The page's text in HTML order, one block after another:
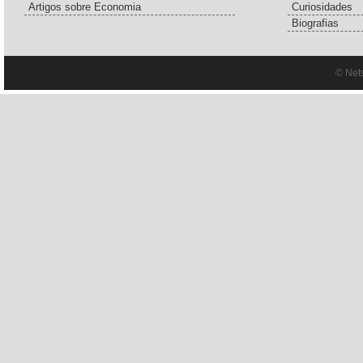
Artigos sobre Economia
Curiosidades
Biografias
©